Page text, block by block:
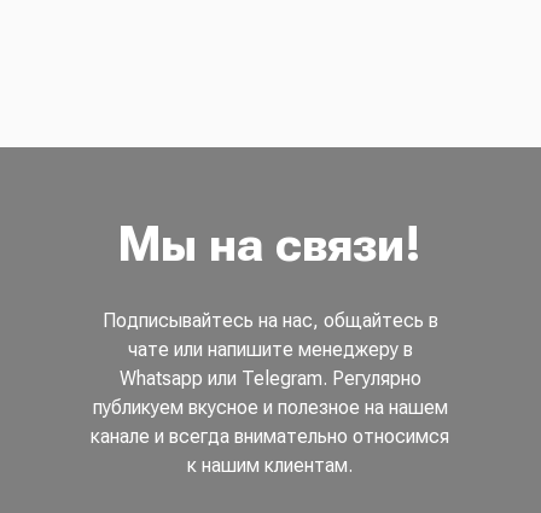
Мы на связи!
Подписывайтесь на нас, общайтесь в
чате или напишите менеджеру в
Whatsapp или Telegram. Регулярно
публикуем вкусное и полезное на нашем
канале и всегда внимательно относимся
к нашим клиентам.